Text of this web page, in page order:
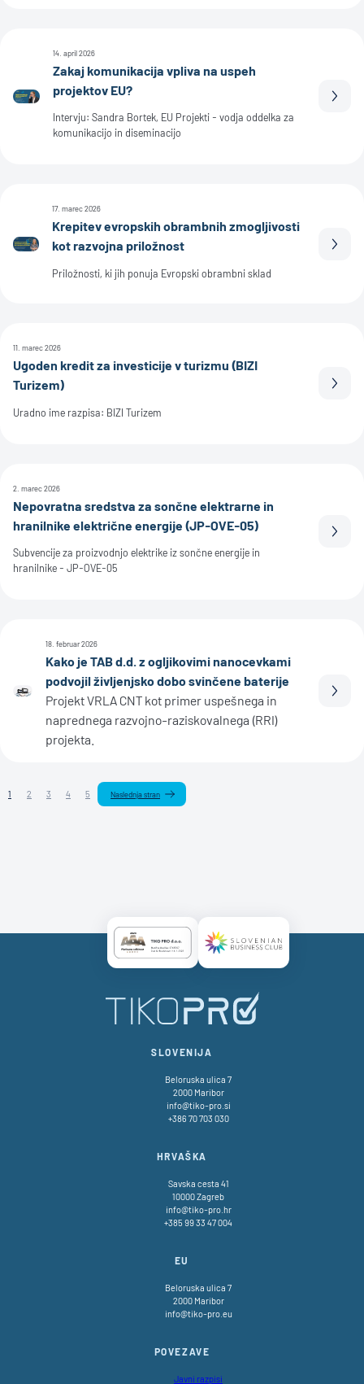
14. april 2026
Zakaj komunikacija vpliva na uspeh
projektov EU?
Intervju: Sandra Bortek, EU Projekti - vodja oddelka za
komunikacijo in diseminacijo
17. marec 2026
Krepitev evropskih obrambnih zmogljivosti
kot razvojna priložnost
Priložnosti, ki jih ponuja Evropski obrambni sklad
11. marec 2026
Ugoden kredit za investicije v turizmu (BIZI
Turizem)
Uradno ime razpisa: BIZI Turizem
2. marec 2026
Nepovratna sredstva za sončne elektrarne in
hranilnike električne energije (JP-OVE-05)
Subvencije za proizvodnjo elektrike iz sončne energije in
hranilnike - JP-OVE-05
18. februar 2026
Kako je TAB d.d. z ogljikovimi nanocevkami
podvojil življenjsko dobo svinčene baterije
Projekt VRLA CNT kot primer uspešnega in
naprednega razvojno-raziskovalnega (RRI)
projekta.
1 2 3 4 5 Naslednja stran
Certificate AAA LogoCertificate SBC Logo
SLOVENIJA
Beloruska ulica 7
2000 Maribor
info@tiko-pro.si
+386 70 703 030
HRVAŠKA
Savska cesta 41
10000 Zagreb
info@tiko-pro.hr
+385 99 33 47 004
EU
Beloruska ulica 7
2000 Maribor
info@tiko-pro.eu
POVEZAVE
Javni razpisi